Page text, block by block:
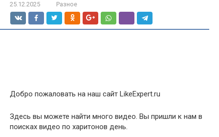
25.12.2025 Разное
Добро пожаловать на наш сайт LikeExpert.ru
Здесь вы можете найти много видео. Вы пришли к нам в
поисках видео по харитонов день.